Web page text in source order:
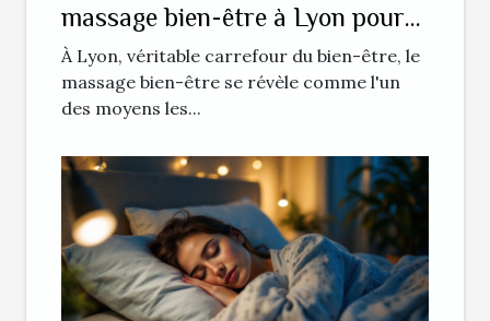
massage bien-être à Lyon pour
la gestion du stress
À Lyon, véritable carrefour du bien-être, le
massage bien-être se révèle comme l'un
des moyens les...